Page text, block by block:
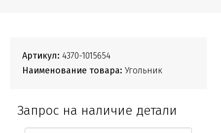
Артикул: 4370-1015654
Наименование товара: Угольник
Запрос на наличие детали